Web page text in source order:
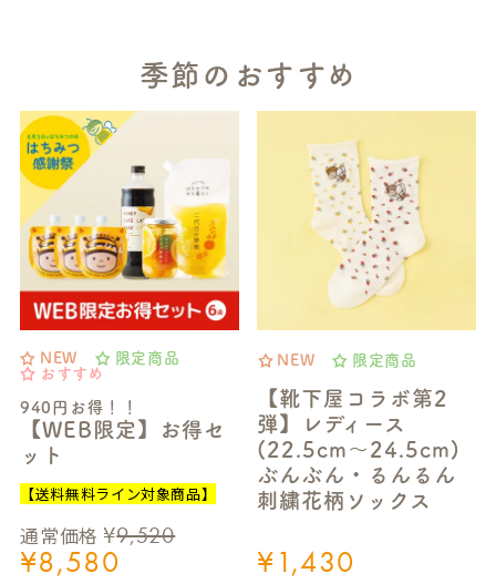
季節のおすすめ
940円お得！！
【WEB限定】お得セ
ット
NEW
限定商品
おすすめ
通常価格 ¥9,520
¥8,580
【送料無料ライン対象商品】
【靴下屋コラボ第2
弾】レディース
(22.5cm～24.5cm)
ぶんぶん・るんるん
刺繍花柄ソックス
NEW 限定商品
¥1,430